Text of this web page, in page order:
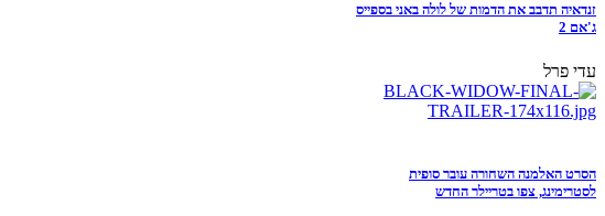
זנדאיה תדבב את הדמות של לולה באני בספייס
ג'אם 2
עדי פרל
הסרט האלמנה השחורה עובר סופית
לסטרימינג, צפו בטריילר החדש